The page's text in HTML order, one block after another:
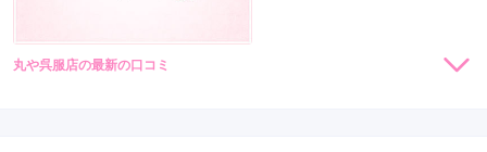
丸や呉服店の最新の口コミ